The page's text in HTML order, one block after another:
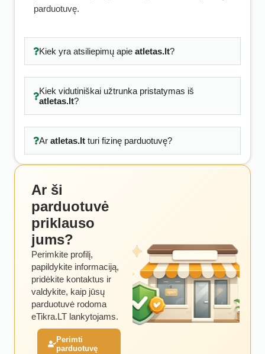
parduotuvę.
Kiek yra atsiliepimų apie atletas.lt?
Kiek vidutiniškai užtrunka pristatymas iš
atletas.lt?
Ar atletas.ltturi fizinę parduotuvę?
Ar ši
parduotuvė
priklauso
jums?
Perimkite profilį,
papildykite informaciją,
pridėkite kontaktus ir
valdykite, kaip jūsų
parduotuvė rodoma
eTikra.LT lankytojams.
Perimti
parduotuvę